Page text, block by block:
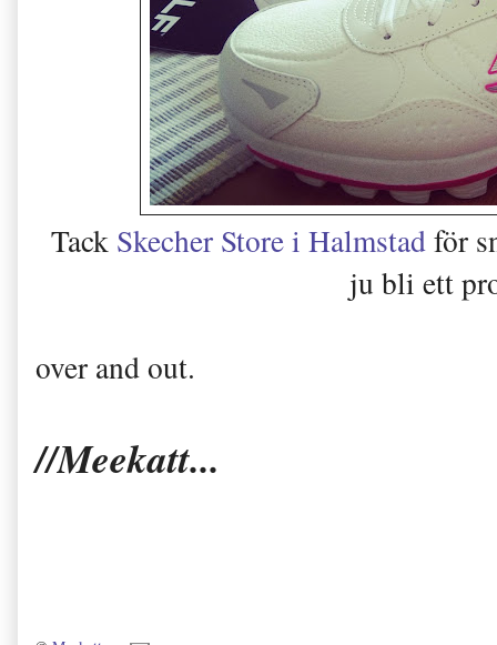
Tack Skecher Store i Halmstadför
ju bli ett
over and out.
//Meekatt...